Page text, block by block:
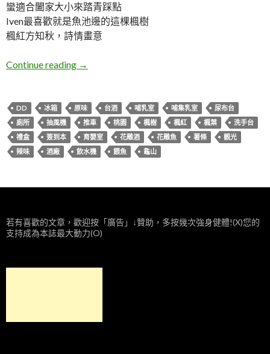
蠻適合闔家大小來踏青踩點
Iven最喜歡就是魚池邊的這棵楓樹
楓紅方知秋，詩情畫意
Continue reading 桃園龜山。桃園酒廠哺乳室
→
DD 冰箱 原味 台酒 哺乳室 哺集乳室
尿布台
廁所
抽風機 推車 桃園 楓樹 楓紅 楓葉
洗手台
禮盒
簽到本 育嬰室 花雕酒 花雕魚 薯條
觀光
辣味
酒廠 飲水機 餵魚 龜山
若有喜歡的文章，歡迎按「廣告」↓贊助，多按幾次強身健體!(X)您的
支持成為本誌最大動力(O)